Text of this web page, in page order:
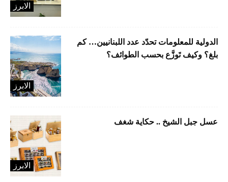
الابرز
الابرز
الدولية للمعلومات تحدّد عدد اللبنانيين… كم
بلغ؟ وكيف تَوزَّع بحسب الطوائف؟
الابرز
عسل جبل الشيخ .. حكاية شغف